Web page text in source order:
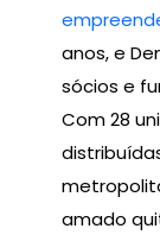
anos, e
sócios e
Com 28
amado